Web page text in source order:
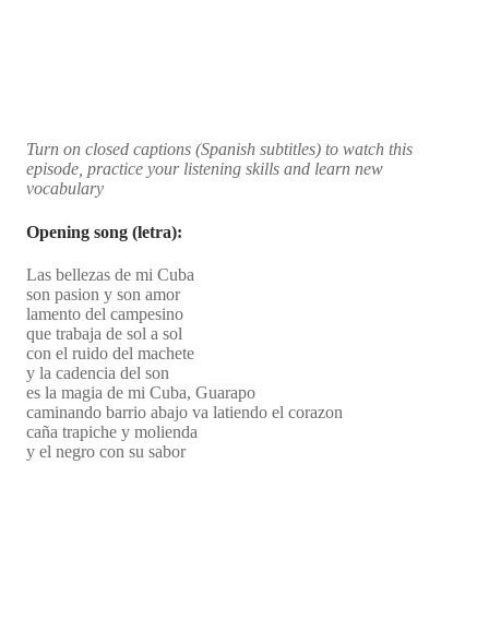
Turn on closed captions (Spanish subtitles) to watch this
episode, practice your listening skills and learn new
vocabulary
Opening song (letra):
Las bellezas de mi Cuba
son pasion y son amor
lamento del campesino
que trabaja de sol a sol
con el ruido del machete
y la cadencia del son
es la magia de mi Cuba, Guarapo
caminando barrio abajo va latiendo el corazon
caña trapiche y molienda
y el negro con su sabor